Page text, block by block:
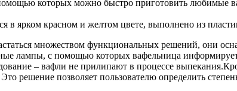
которых можно быстро приготовить любимые
в ярком красном и желтом цвете, выполнено из
множеством функциональных решений, они
лампы, с помощью которых вафельница
– вафли не прилипают в процессе
решение позволяет пользователю определить